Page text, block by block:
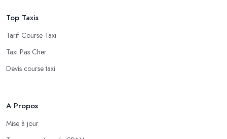
Top Taxis
Tarif Course Taxi
Taxi Pas Cher
Devis course taxi
A Propos
Mise à jour